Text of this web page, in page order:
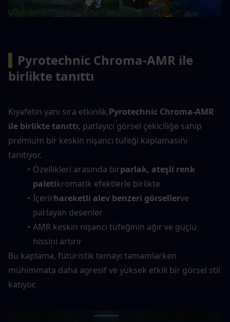
Pyrotechnic Chroma-AMR ile
birlikte tanıttı
Kıyafetin yanı sıra etkinlik,Pyrotechnic Chroma-AMR
ile birlikte tanıttı, patlayıcı görsel çekiciliğe sahip
premium bir keskin nişancı tüfeği kaplamasını
tanıtıyor.
Özellikleri arasında birparlak, ateşli renk
paletikromatik efektlerle birlikte
İçerirhareketli alev benzeri görsellerve
parlayan desenler
AMR keskin nişancı tüfeğinin ağır ve güçlü
hissini artırır
Bu kaplama, fütüristik temayı tamamlarken
mühimmata daha agresif ve yüksek etkili bir görsel stil
katıyor.